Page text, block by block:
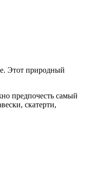
Этот природный
предпочесть самый
скатерти,